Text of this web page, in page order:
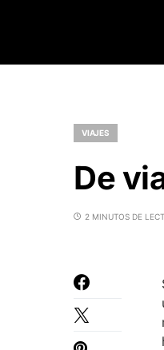
VIAJES
De
2 MINUTOS DE